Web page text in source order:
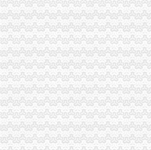
中华共和国海关对报关单位注册登记管理
关于对《中华共和国海关对报关单位注
中华共和国海关对报关单位注册登记管理
关于《中华共和国海关对报关单位注册
报关注册登记证书年检,报关单位注册登
深圳海关关于自贸区报关企业注册登记
2012年报关员复习重要考点：报关单位